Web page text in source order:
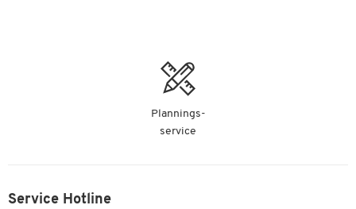
Plannings-
service
Service Hotline